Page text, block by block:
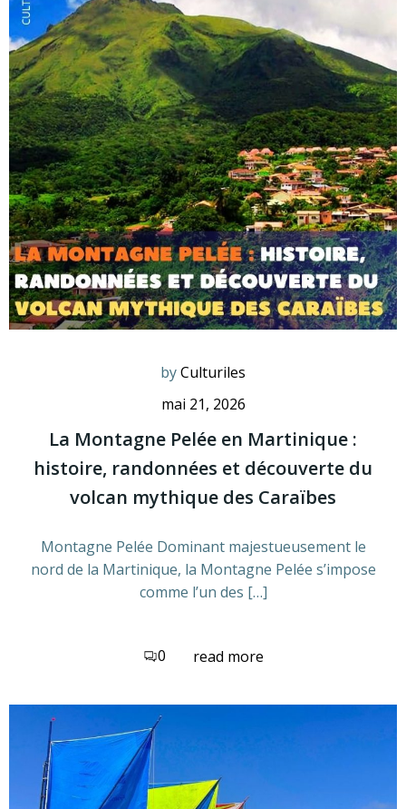
byCulturiles
mai 21, 2026
La Montagne Pelée en Martinique :
histoire, randonnées et découverte du
volcan mythique des Caraïbes
Montagne Pelée Dominant majestueusement le
nord de la Martinique, la Montagne Pelée s’impose
comme l’un des […]
0 read more